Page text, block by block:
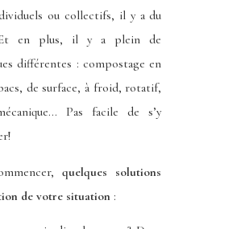
ou collectifs, il y a du
en plus, il y a plein de
différentes : compostage en
de surface, à froid, rotatif,
Pas facile de s’y
quelques solutions
de votre situation :